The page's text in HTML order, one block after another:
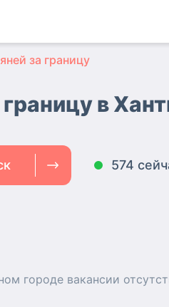
за границу
границу в
574
городе вакансии